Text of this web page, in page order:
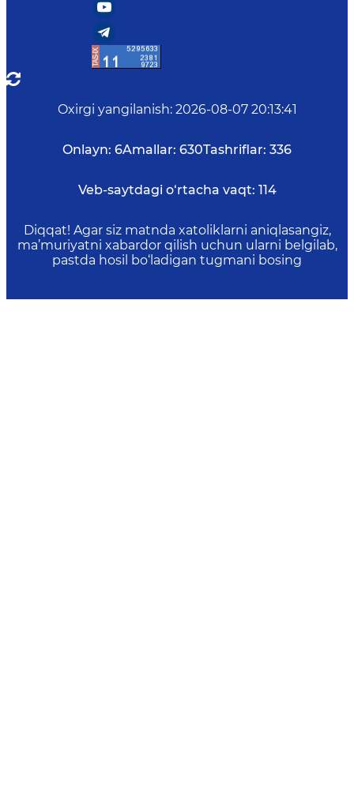
Oxirgi yangilanish: 2026-08-07 20:13:41
Onlayn: 6Amallar: 630Tashriflar: 336
Veb-saytdagi o‘rtacha vaqt: 114
Diqqat! Agar siz matnda xatoliklarni aniqlasangiz,
ma’muriyatni xabardor qilish uchun ularni belgilab,
pastda hosil bo‘ladigan tugmani bosing